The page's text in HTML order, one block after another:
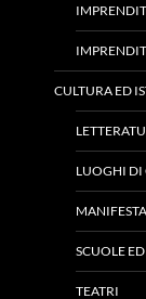
CULTURA ED
LUOGHI DI
SCUOLE
TEATRI